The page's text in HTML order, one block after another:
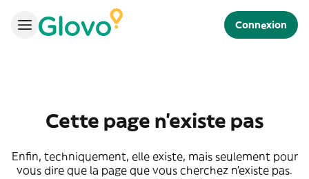
Connexion
Cette page n'existe pas
Enfin, techniquement, elle existe, mais seulement pour
vous dire que la page que vous cherchez n'existe pas.